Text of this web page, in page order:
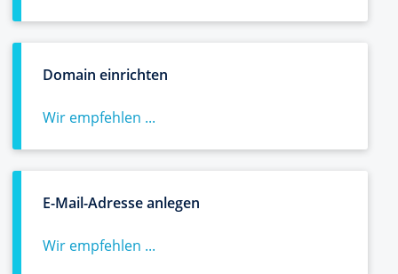
Domain einrichten
Wir empfehlen ...
E-Mail-Adresse anlegen
Wir empfehlen ...